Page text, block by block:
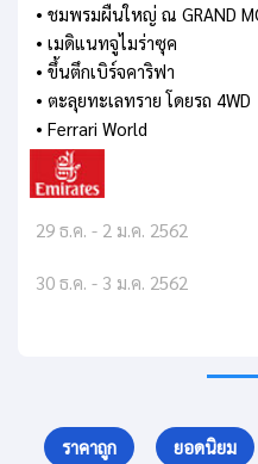
• ชมพรมผืนใหญ่ ณ GRAND
• เมดิแนทจูไมร่าซุค
• ขึ้นตึกเบิร์จคาริฟา
• ตะลุยทะเลทราย โดยรถ 4WD
• Ferrari World
29 ธ.ค. - 2 ม.ค. 2562
30 ธ.ค. - 3 ม.ค. 2562
ราคาถูก ยอดนิยม